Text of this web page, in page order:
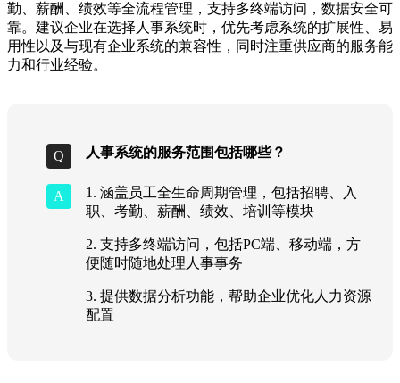
勤、薪酬、绩效等全流程管理，支持多终端访问，数据安全可
靠。建议企业在选择人事系统时，优先考虑系统的扩展性、易
用性以及与现有企业系统的兼容性，同时注重供应商的服务能
力和行业经验。
人事系统的服务范围包括哪些？
1. 涵盖员工全生命周期管理，包括招聘、入
职、考勤、薪酬、绩效、培训等模块
2. 支持多终端访问，包括PC端、移动端，方
便随时随地处理人事事务
3. 提供数据分析功能，帮助企业优化人力资源
配置